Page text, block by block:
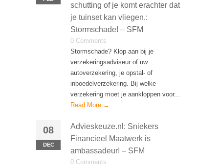
schutting of je komt erachter dat
je tuinset kan vliegen.:
Stormschade! – SFM
0 Comments
Stormschade? Klop aan bij je
verzekeringsadviseur of uw
autoverzekering, je opstal- of
inboedelverzekering. Bij welke
verzekering moet je aankloppen voor...
Read More →
08
DEC
Advieskeuze.nl: Sniekers
Financieel Maatwerk is
ambassadeur! – SFM
0 Comments